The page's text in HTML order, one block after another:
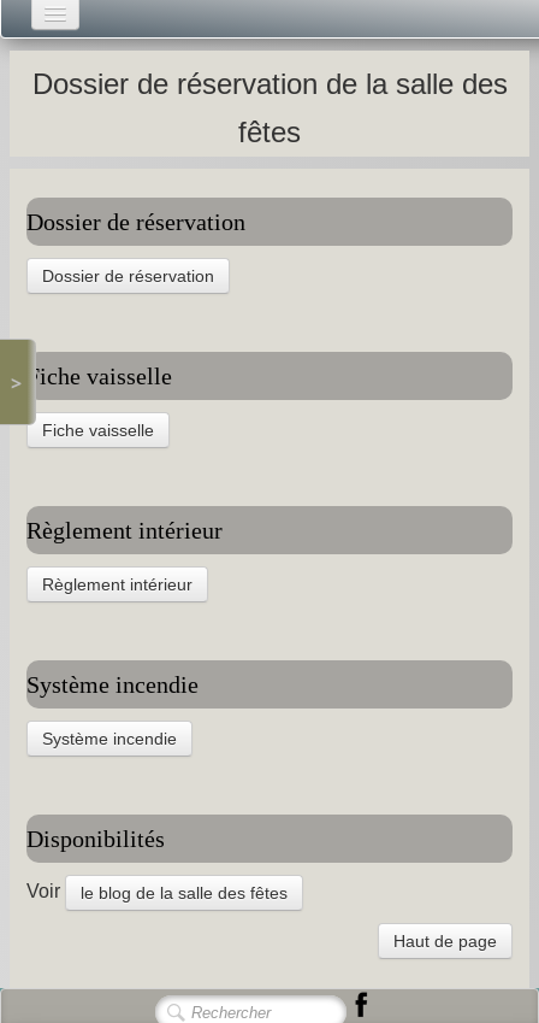
Accueil -
Vie municipale -
Salle des Fêtes -
Blog Salle des Fêtes -
Histoires -
Prieuré saint Dodon -
Travaux -
Informations pratiques -
Petit survol du village -
Gîtes de groupe -
PCS et DICRIM -
Remerciements -
>
Dossier de réservation de la salle des
fêtes
Dossier de réservation
Dossier de réservation
Fiche vaisselle
Fiche vaisselle
Règlement intérieur
Règlement intérieur
Système incendie
Système incendie
Disponibilités
Voir le blog de la salle des fêtes
Haut de page